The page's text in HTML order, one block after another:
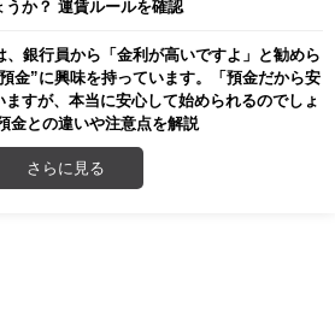
うか？ 運賃ルールを確認
、銀行員から「金利が高いですよ」と勧めら
金”に興味を持っています。「預金だから安
ますが、本当に安心して始められるのでしょ
金との違いや注意点を解説
さらに見る